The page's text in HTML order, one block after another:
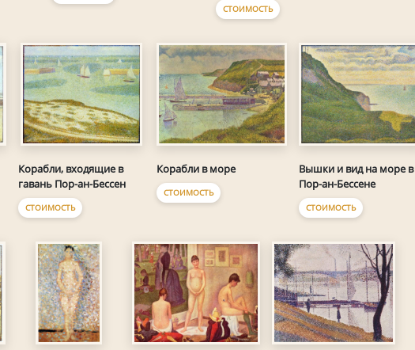
СТОИМОСТЬ
Корабли, входящие в
гавань Пор-ан-Бессен
СТОИМОСТЬ
Корабли в море
СТОИМОСТЬ
Вышки и вид на море в
Пор-ан-Бессене
СТОИМОСТЬ